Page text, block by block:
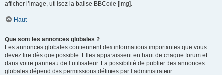
afficher l’image, utilisez la balise BBCode [img].
Haut
Que sont les annonces globales ?
Les annonces globales contiennent des informations importantes que vous
devez lire dès que possible. Elles apparaissent en haut de chaque forum et
dans votre panneau de l’utilisateur. La possibilité de publier des annonces
globales dépend des permissions définies par l’administrateur.